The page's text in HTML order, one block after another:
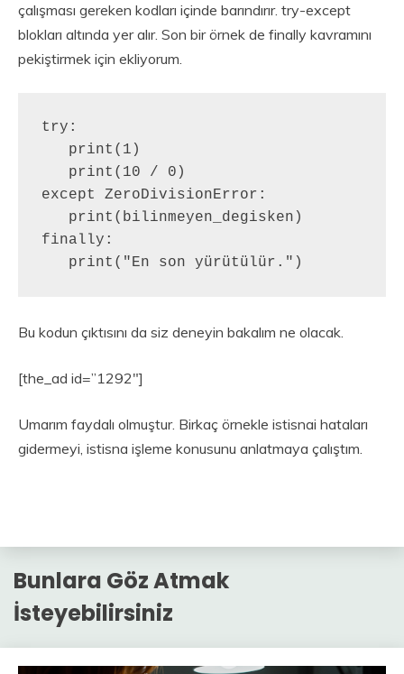
çalışması gereken kodları içinde barındırır. try-except
blokları altında yer alır. Son bir örnek de finally kavramını
pekiştirmek için ekliyorum.
try:
   print(1)
   print(10 / 0)
except ZeroDivisionError:
   print(bilinmeyen_degisken)
finally:
   print("En son yürütülür.")
Bu kodun çıktısını da siz deneyin bakalım ne olacak.
[the_ad id=”1292″]
Umarım faydalı olmuştur. Birkaç örnekle istisnai hataları
gidermeyi, istisna işleme konusunu anlatmaya çalıştım.
Bunlara Göz Atmak
İsteyebilirsiniz